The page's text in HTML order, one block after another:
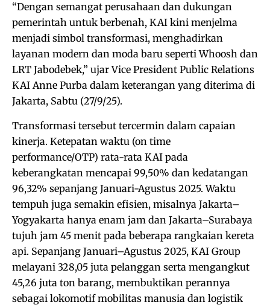
“Dengan semangat perusahaan dan dukungan
pemerintah untuk berbenah, KAI kini menjelma
menjadi simbol transformasi, menghadirkan
layanan modern dan moda baru seperti Whoosh dan
LRT Jabodebek,” ujar Vice President Public Relations
KAI Anne Purba dalam keterangan yang diterima di
Jakarta, Sabtu (27/9/25).
Transformasi tersebut tercermin dalam capaian
kinerja. Ketepatan waktu (on time
performance/OTP) rata-rata KAI pada
keberangkatan mencapai 99,50% dan kedatangan
96,32% sepanjang Januari-Agustus 2025. Waktu
tempuh juga semakin efisien, misalnya Jakarta–
Yogyakarta hanya enam jam dan Jakarta–Surabaya
tujuh jam 45 menit pada beberapa rangkaian kereta
api. Sepanjang Januari–Agustus 2025, KAI Group
melayani 328,05 juta pelanggan serta mengangkut
45,26 juta ton barang, membuktikan perannya
sebagai lokomotif mobilitas manusia dan logistik